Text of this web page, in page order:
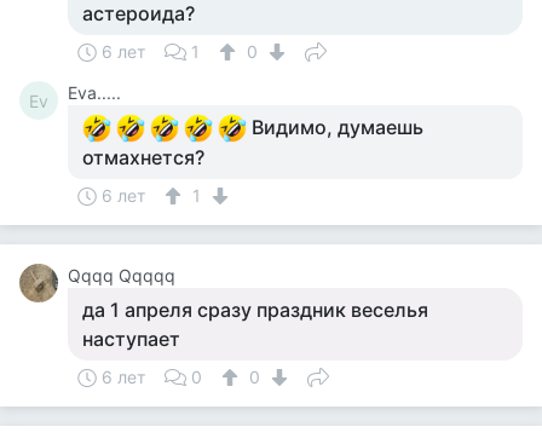
астероида?
6 лет 1 0
Ev Eva.....
Видимо, думаешь
отмахнется?
6 лет 1
Qqqq Qqqqq
да 1 апреля сразу праздник веселья
наступает
6 лет 0 0